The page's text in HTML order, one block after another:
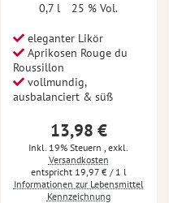
0,7 l
25 % Vol.
eleganter Likör
Aprikosen Rouge du
Roussillon
vollmundig,
ausbalanciert & süß
13,98 €
Inkl. 19% Steuern, exkl.
Versandkosten
19,97 €/ 1 l
Informationen zur Lebensmittel
Kennzeichnung